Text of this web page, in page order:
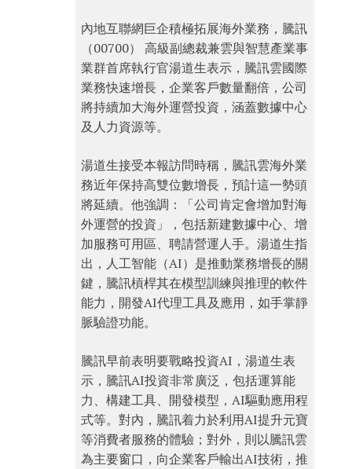
內地互聯網巨企積極拓展海外業務，騰訊
（00700） 高級副總裁兼雲與智慧產業事
業群首席執行官湯道生表示，騰訊雲國際
業務快速增長，企業客戶數量翻倍，公司
將持續加大海外運營投資，涵蓋數據中心
及人力資源等。
湯道生接受本報訪問時稱，騰訊雲海外業
務近年保持高雙位數增長，預計這一勢頭
將延續。他強調：「公司肯定會增加對海
外運營的投資」，包括新建數據中心、增
加服務可用區、聘請營運人手。湯道生指
出，人工智能（AI）是推動業務增長的關
鍵，騰訊槓桿其在模型訓練與推理的軟件
能力，開發AI代理工具及應用，如手掌靜
脈驗證功能。
騰訊早前表明要戰略投資AI，湯道生表
示，騰訊AI投資非常廣泛，包括運算能
力、構建工具、開發模型，AI驅動應用程
式等。對內，騰訊着力於利用AI提升元寶
等消費者服務的體驗；對外，則以騰訊雲
為主要窗口，向企業客戶輸出AI技術，推